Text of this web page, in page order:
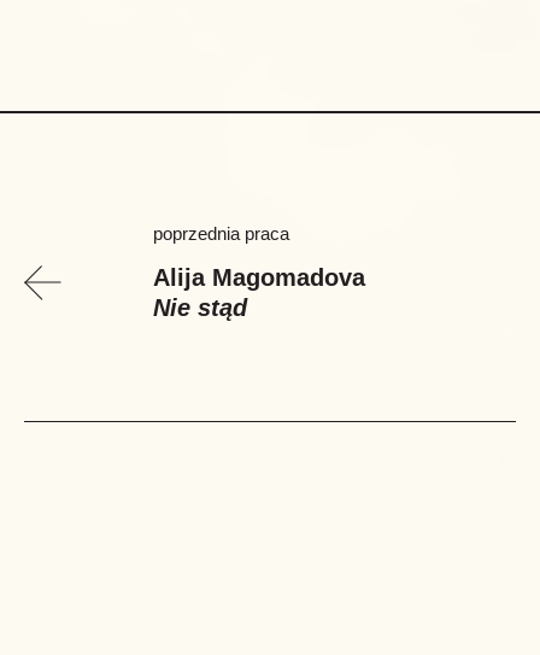
poprzednia praca
Alija Magomadova
Nie stąd